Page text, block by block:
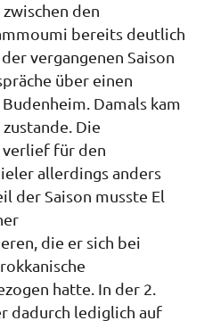
den
bereits deutlich
vergangenen Saison
über einen
Damals kam
Die
für den
allerdings anders
der Saison musste El
die er sich bei
hatte. In der 2.
dadurch lediglich auf